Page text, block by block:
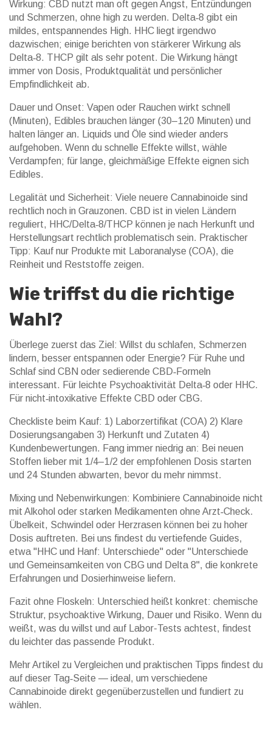
Wirkung: CBD nutzt man oft gegen Angst, Entzündungen
und Schmerzen, ohne high zu werden. Delta‑8 gibt ein
mildes, entspannendes High. HHC liegt irgendwo
dazwischen; einige berichten von stärkerer Wirkung als
Delta‑8. THCP gilt als sehr potent. Die Wirkung hängt
immer von Dosis, Produktqualität und persönlicher
Empfindlichkeit ab.
Dauer und Onset: Vapen oder Rauchen wirkt schnell
(Minuten), Edibles brauchen länger (30–120 Minuten) und
halten länger an. Liquids und Öle sind wieder anders
aufgehoben. Wenn du schnelle Effekte willst, wähle
Verdampfen; für lange, gleichmäßige Effekte eignen sich
Edibles.
Legalität und Sicherheit: Viele neuere Cannabinoide sind
rechtlich noch in Grauzonen. CBD ist in vielen Ländern
reguliert, HHC/Delta‑8/THCP können je nach Herkunft und
Herstellungsart rechtlich problematisch sein. Praktischer
Tipp: Kauf nur Produkte mit Laboranalyse (COA), die
Reinheit und Reststoffe zeigen.
Wie triffst du die richtige
Wahl?
Überlege zuerst das Ziel: Willst du schlafen, Schmerzen
lindern, besser entspannen oder Energie? Für Ruhe und
Schlaf sind CBN oder sedierende CBD‑Formeln
interessant. Für leichte Psychoaktivität Delta‑8 oder HHC.
Für nicht‑intoxikative Effekte CBD oder CBG.
Checkliste beim Kauf: 1) Laborzertifikat (COA) 2) Klare
Dosierungsangaben 3) Herkunft und Zutaten 4)
Kundenbewertungen. Fang immer niedrig an: Bei neuen
Stoffen lieber mit 1/4–1/2 der empfohlenen Dosis starten
und 24 Stunden abwarten, bevor du mehr nimmst.
Mixing und Nebenwirkungen: Kombiniere Cannabinoide nicht
mit Alkohol oder starken Medikamenten ohne Arzt‑Check.
Übelkeit, Schwindel oder Herzrasen können bei zu hoher
Dosis auftreten. Bei uns findest du vertiefende Guides,
etwa "HHC und Hanf: Unterschiede" oder "Unterschiede
und Gemeinsamkeiten von CBG und Delta 8", die konkrete
Erfahrungen und Dosierhinweise liefern.
Fazit ohne Floskeln: Unterschied heißt konkret: chemische
Struktur, psychoaktive Wirkung, Dauer und Risiko. Wenn du
weißt, was du willst und auf Labor-Tests achtest, findest
du leichter das passende Produkt.
Mehr Artikel zu Vergleichen und praktischen Tipps findest du
auf dieser Tag‑Seite — ideal, um verschiedene
Cannabinoide direkt gegenüberzustellen und fundiert zu
wählen.